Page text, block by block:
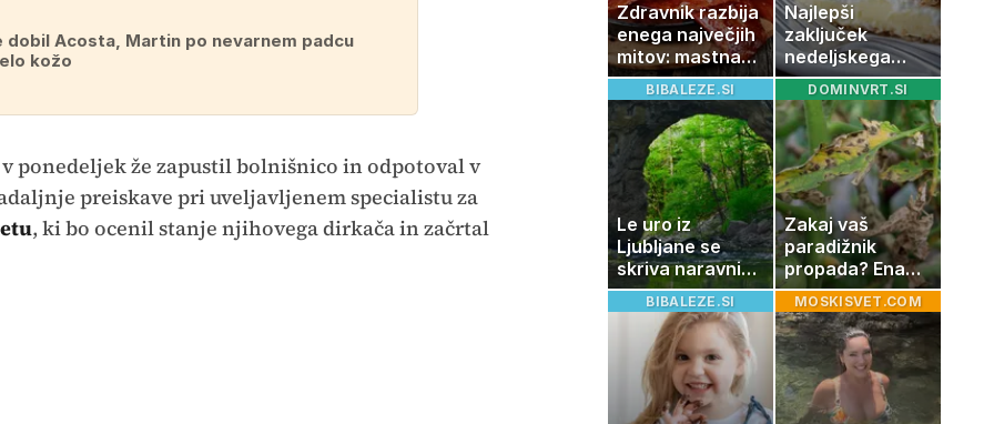
dobil Acosta, Martin po nevarnem padcu
kožo
ponedeljek že zapustil bolnišnico in odpotoval v
preiskave pri uveljavljenem specialistu za
, ki bo ocenil stanje njihovega dirkača in začrtal
Zdravnik razbija
enega največjih
mitov: mastna
jetra ne
nastanejo
zaradi slanine,
temveč zaradi
živila, ki ga
imamo vsi radi
Najlepši
zaključek
nedeljskega
kosila: 8 sladic
brez peke, ki se
jih vsi veselijo
BIBALEZE.SI
Le uro iz
Ljubljane se
skriva naravni
čudež, ki je kot
ustvarjen za
družinski izlet
DOMINVRT.SI
Zakaj vaš
paradižnik
propada? Ena
napaka lahko
uniči rastline –
tako jih rešite
BIBALEZE.SI MOSKISVET.COM